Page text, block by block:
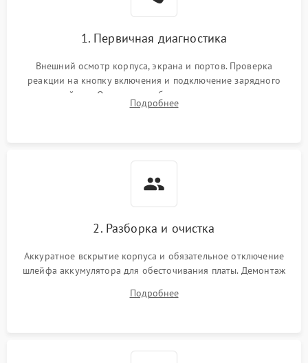
1. Первичная диагностика
Внешний осмотр корпуса, экрана и портов. Проверка
реакции на кнопку включения и подключение зарядного
устройства. Оценка потребления тока с помощью
лабораторного блока питания для локализации проблемы.
Подробнее
2. Разборка и очистка
Аккуратное вскрытие корпуса и обязательное отключение
шлейфа аккумулятора для обесточивания платы. Демонтаж
высохшей термопасты с кристаллов чипов.
Подробнее